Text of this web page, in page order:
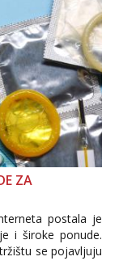
ZA
postala je
i široke ponude.
se pojavljuju